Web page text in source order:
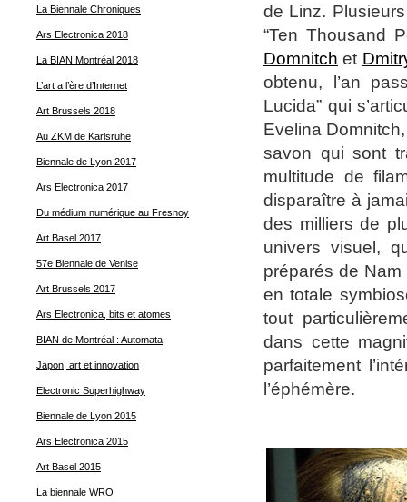
La Biennale Chroniques
Ars Electronica 2018
La BIAN Montréal 2018
L’art a l’ère d’Internet
Art Brussels 2018
Au ZKM de Karlsruhe
Biennale de Lyon 2017
Ars Electronica 2017
Du médium numérique au Fresnoy
Art Basel 2017
57e Biennale de Venise
Art Brussels 2017
Ars Electronica, bits et atomes
BIAN de Montréal : Automata
Japon, art et innovation
Electronic Superhighway
Biennale de Lyon 2015
Ars Electronica 2015
Art Basel 2015
La biennale WRO
de Linz.
“Ten Thousand
Domnitch et
obtenu, l’an
Lucida” qui
Evelina
savon qui sont
multitude de
disparaître à
des milliers de
univers visuel,
préparés de
en totale
tout
dans cette
parfaitement
l’éphémère.